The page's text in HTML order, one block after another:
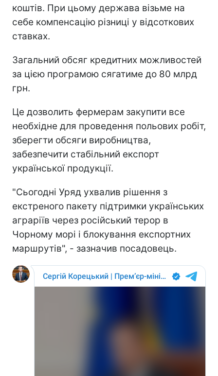
коштів. При цьому держава візьме на
себе компенсацію різниці у відсоткових
ставках.
Загальний обсяг кредитних можливостей
за цією програмою сягатиме до 80 млрд
грн.
Це дозволить фермерам закупити все
необхідне для проведення польових робіт,
зберегти обсяги виробництва,
забезпечити стабільний експорт
української продукції.
"Сьогодні Уряд ухвалив рішення з
екстреного пакету підтримки українських
аграріїв через російський терор в
Чорному морі і блокування експортних
маршрутів", - зазначив посадовець.